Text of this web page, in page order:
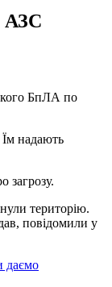
АЗС
БпЛА по
Їм надають
загрозу.
територію.
повідомили у